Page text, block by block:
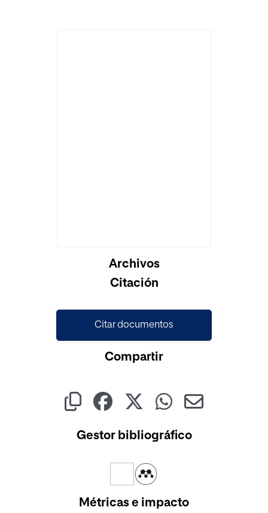
Archivos
Citación
Citar documentos
Compartir
Gestor bibliográfico
Métricas e impacto